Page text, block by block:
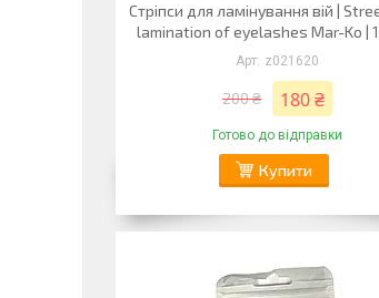
Стріпси для ламінування вій |
lamination of eyelashes Mar-Ko |
z021620
200 ₴ 180 ₴
Готово до відправки
Купити